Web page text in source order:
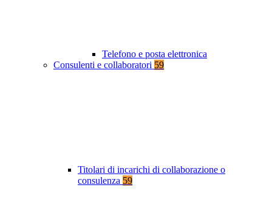
Telefono e posta elettronica
Consulenti e collaboratori 59
Titolari di incarichi di collaborazione o
consulenza 59